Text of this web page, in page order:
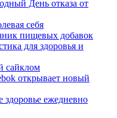
День отказа от
себя
пищевых добавок
для здоровья и
сайклом
открывает новый
здоровье ежедневно